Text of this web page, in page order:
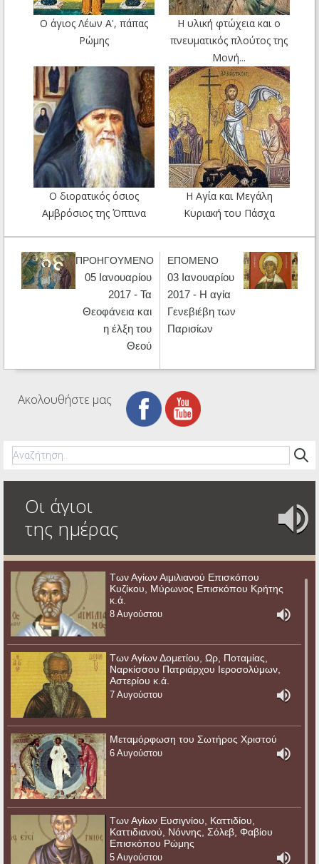
Ο άγιος Λέων Α', πάπας
Ρώμης
Η υλική φτώχεια και ο
πνευματικός πλούτος της
Μονή...
Ο διορατικός όσιος
Αμβρόσιος της Όπτινα
Η Αγία και Μεγάλη
Κυριακή του Πάσχα
ΠΡΟΗΓΟΥΜΕΝΟ
05 Ιανουαρίου
2017 - Τα
Θεοφάνεια και
η έλξη του
Θεού
ΕΠΟΜΕΝΟ
03 Ιανουαρίου
2017 - Η αγία
Γενεβιέβη των
Παρισίων
Ακολουθήστε μας
Οι άγιοι
της ημέρας
Των Αγίων Αιμιλιανού Επισκόπου
Κυζίκου, Μύρωνος Επισκόπου Κρήτης
κ.ά.
8 Αυγούστου
Των Αγίων Δομετίου, Ωρ, Ποταμίας,
Ναρκίσσου Πατριάρχου Ιεροσολύμων,
Αστερίου κ.ά.
7 Αυγούστου
Μεταμόρφωση του Σωτήρος Χριστού
6 Αυγούστου
Των Αγίων Ευσιγνίου, Καττιδίου,
Καττιδιανού, Νόννης, Σόλεβ, Φαβίου
Επισκόπου Ρώμης
5 Αυγούστου